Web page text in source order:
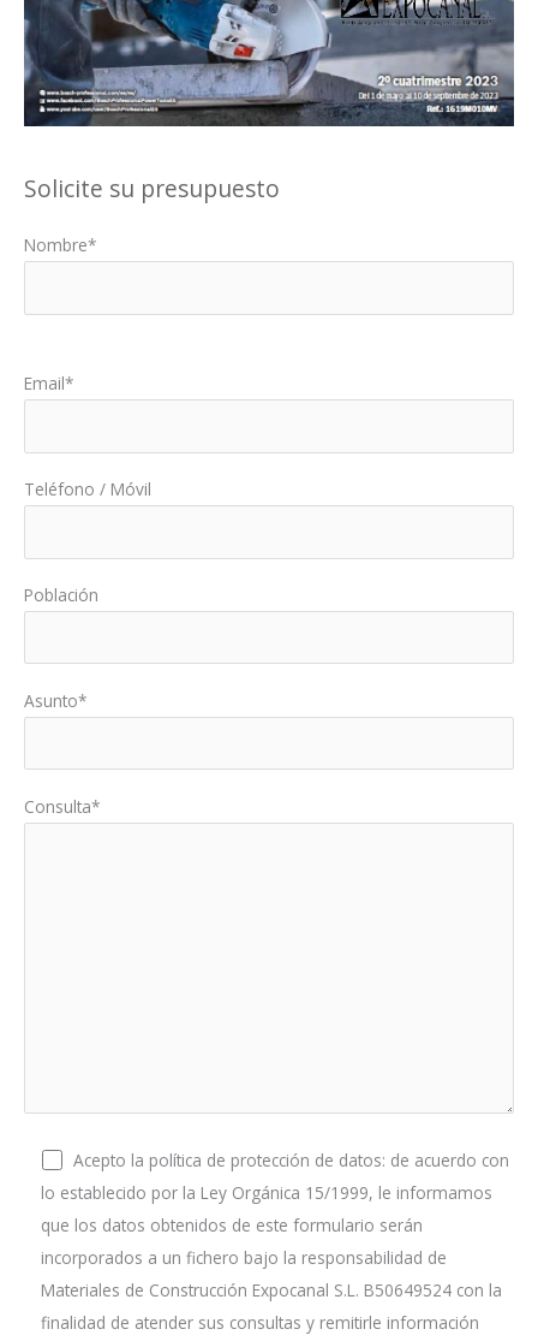
Solicite su presupuesto
Nombre*
Email*
Teléfono / Móvil
Población
Asunto*
Consulta*
Acepto la política de protección de datos: de acuerdo con
lo establecido por la Ley Orgánica 15/1999, le informamos
que los datos obtenidos de este formulario serán
incorporados a un fichero bajo la responsabilidad de
Materiales de Construcción Expocanal S.L. B50649524 con la
finalidad de atender sus consultas y remitirle información